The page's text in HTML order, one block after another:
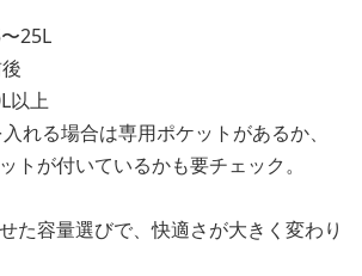
25L
以上
れる場合は専用ポケットがあるか、
トが付いているかも要チェック。
た容量選びで、快適さが大きく変わり